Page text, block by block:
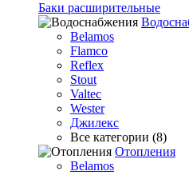
Баки расширительные
Belamos
Flamco
Reflex
Stout
Valtec
Wester
Джилекс
Все категории (8)
Отопления
Belamos